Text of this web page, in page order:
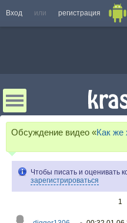
Вход или регистрация
Обсуждение видео «Как же
Чтобы писать и оценивать
зарегистрироваться
1